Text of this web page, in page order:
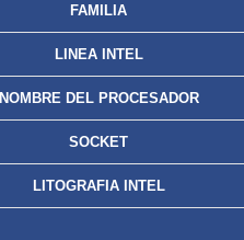
FAMILIA
LINEA INTEL
NOMBRE DEL PROCESADOR
SOCKET
LITOGRAFIA INTEL